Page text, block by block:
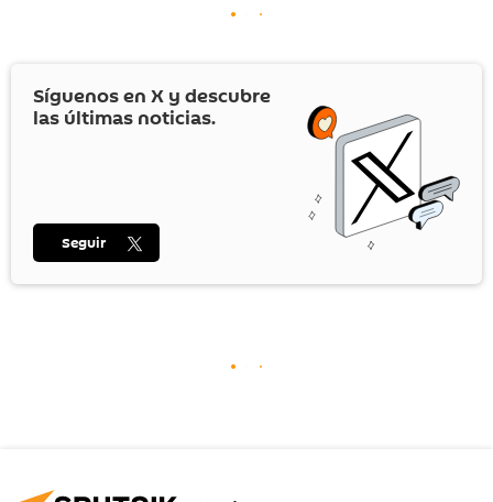
Síguenos en X y descubre
las últimas noticias.
Seguir